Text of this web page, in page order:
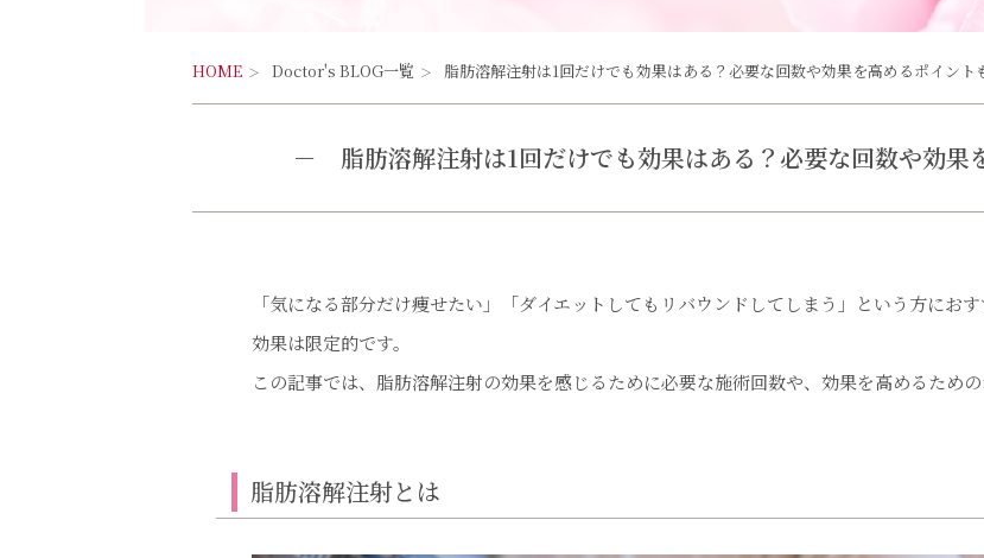
HOME Doctor's BLOG一覧 脂肪溶解注射は1回だけでも効果はある？必要な回数や効果を高めるポイント
－ 脂肪溶解注射は1回だけでも効果はある？必要な回数や効
「気になる部分だけ痩せたい」「ダイエットしてもリバウンドしてしまう」という方にお
効果は限定的です。
この記事では、脂肪溶解注射の効果を感じるために必要な施術回数や、効果を高めるため
脂肪溶解注射とは